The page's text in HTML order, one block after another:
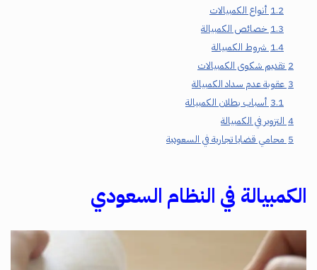
1.2 أنواع الكمبيالات
1.3 خصائص الكمبيالة
1.4 شروط الكمبيالة
2 تقديم شكوى الكمبيالات
3 عقوبة عدم سداد الكمبيالة
3.1 أسباب بطلان الكمبيالة
4 التزوير في الكمبيالة
5 محامي قضايا تجارية في السعودية
الكمبيالة في النظام السعودي